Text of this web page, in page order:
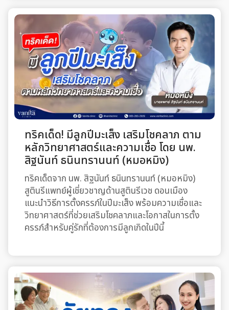
ทริคเด็ด! มีลูกปีมะเส็ง เสริมโชคลาภ ตาม
หลักวิทยาศาสตร์และความเชื่อ โดย นพ.
สิฐนันท์ ธนินทรานนท์ (หมอหมิง)
ทริคเด็ดจาก นพ. สิฐนันท์ ธนินทรานนท์ (หมอหมิง)
สูตินรีแพทย์ผู้เชี่ยวชาญด้านสูตินรีเวช ดอนเมือง
แนะนำวิธีการตั้งครรภ์ในปีมะเส็ง พร้อมความเชื่อและ
วิทยาศาสตร์ที่ช่วยเสริมโชคลาภและโอกาสในการตั้ง
ครรภ์สำหรับคู่รักที่ต้องการมีลูกเกิดในปีนี้